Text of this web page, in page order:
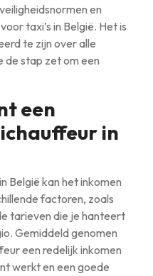
en
taxi’s in België. Het is
te zijn over alle
de stap zet om een
een
in
België kan het inkomen
factoren, zoals
tarieven die je hanteert
Gemiddeld genomen
een redelijk inkomen
werkt en een goede